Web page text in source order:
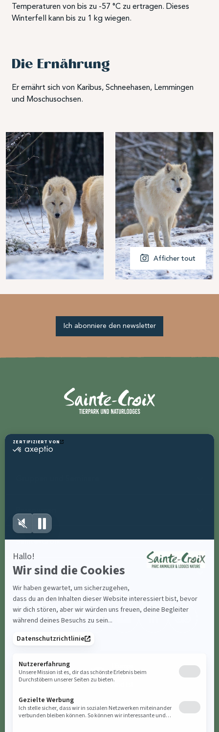
Temperaturen von bis zu -57 °C zu ertragen. Dieses
Winterfell kann bis zu 1 kg wiegen.
Die Ernährung
Er ernährt sich von Karibus, Schneehasen, Lemmingen
und Moschusochsen.
Afficher tout
Ich abonniere den newsletter
Sainte-Croix
Kontaktiere uns